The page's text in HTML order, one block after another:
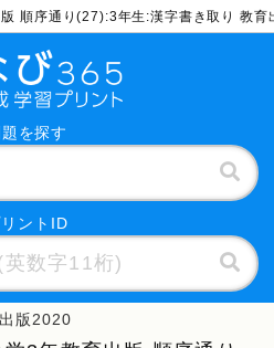
順序通り(27):3年生:漢字書き取り 教
題を探す
ントID
版2020